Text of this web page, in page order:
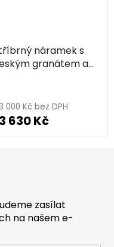
náramek s
granátem a
000 Kč bez DPH
3 630 Kč
zasílat
na našem e-